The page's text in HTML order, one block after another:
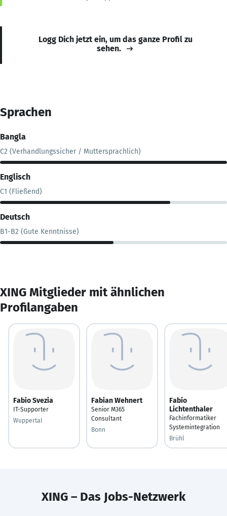
Logg Dich jetzt ein, um das ganze Profil zu
sehen.
Sprachen
Bangla
C2 (Verhandlungssicher / Muttersprachlich)
Englisch
C1 (Fließend)
Deutsch
B1-B2 (Gute Kenntnisse)
XING Mitglieder mit ähnlichen
Profilangaben
Fabio Svezia
IT-Supporter
Wuppertal
Fabian Wehnert
Senior M365
Consultant
Bonn
Fabio
Lichtenthaler
Fachinformatiker
Systemintegration
Brühl
XING – Das Jobs-Netzwerk